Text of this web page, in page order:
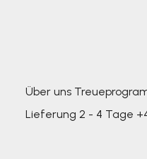
Über uns
Lieferung 2 - 4 Tage